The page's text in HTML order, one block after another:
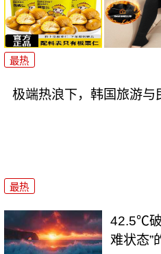
最热
极端热浪下，韩国旅游与
最热
42.5℃破
难状态”